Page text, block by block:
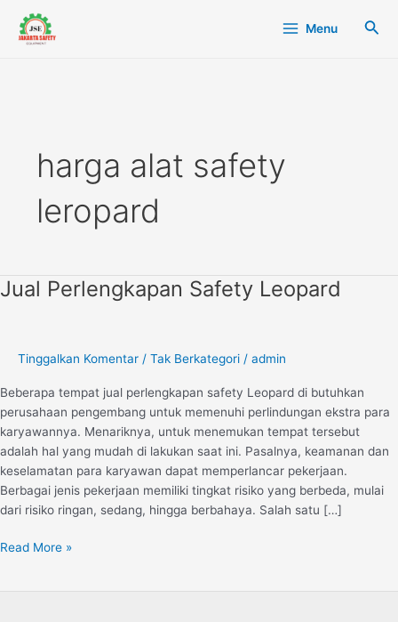
konten
Menu Cari
harga alat safety
leropard
Jual Perlengkapan Safety Leopard
Tinggalkan Komentar / Tak Berkategori / admin
Beberapa tempat jual perlengkapan safety Leopard di butuhkan
perusahaan pengembang untuk memenuhi perlindungan ekstra para
karyawannya. Menariknya, untuk menemukan tempat tersebut
adalah hal yang mudah di lakukan saat ini. Pasalnya, keamanan dan
keselamatan para karyawan dapat memperlancar pekerjaan.
Berbagai jenis pekerjaan memiliki tingkat risiko yang berbeda, mulai
dari risiko ringan, sedang, hingga berbahaya. Salah satu […]
Jual
Read More »